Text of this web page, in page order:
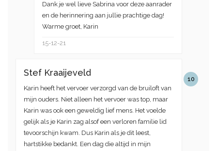
Dank je wel lieve Sabrina voor deze aanrader
en de herinnering aan jullie prachtige dag!
Warme groet, Karin
15-12-21
10
Stef Kraaijeveld
Karin heeft het vervoer verzorgd van de bruiloft van
mijn ouders. Niet alleen het vervoer was top, maar
Karin was ook een geweldig lief mens. Het voelde
gelijk als je Karin zag alsof een verloren familie lid
tevoorschijn kwam. Dus Karin als je dit leest,
hartstikke bedankt. Een dag die altijd in mijn